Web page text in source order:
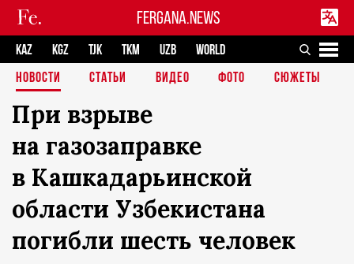
FERGANA.NEWS
KAZ KGZ TJK TKM UZB
WORLD
НОВОСТИ
СТАТЬИ ВИДЕО ФОТО СЮЖЕТЫ
При взрыве
на газозаправке
в Кашкадарьинской
области Узбекистана
погибли шесть человек